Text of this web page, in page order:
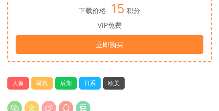
下载价格 15 积分
VIP免费
立即购买
人像 写真 后期 日系 欧美